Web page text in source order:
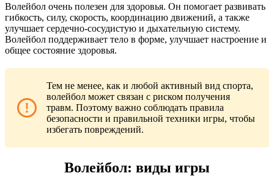
Волейбол очень полезен для здоровья. Он помогает развивать
гибкость, силу, скорость, координацию движений, а также
улучшает сердечно-сосудистую и дыхательную систему.
Волейбол поддерживает тело в форме, улучшает настроение и
общее состояние здоровья.
Тем не менее, как и любой активный вид спорта,
волейбол может связан с риском получения
травм. Поэтому важно соблюдать правила
безопасности и правильной техники игры, чтобы
избегать повреждений.
Волейбол: виды игры